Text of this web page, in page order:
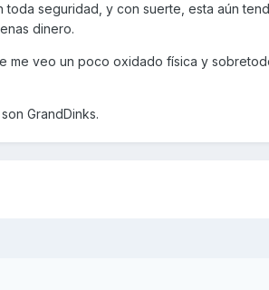
toda seguridad, y con suerte, esta aún
dinero.
me veo un poco oxidado física y
GrandDinks.